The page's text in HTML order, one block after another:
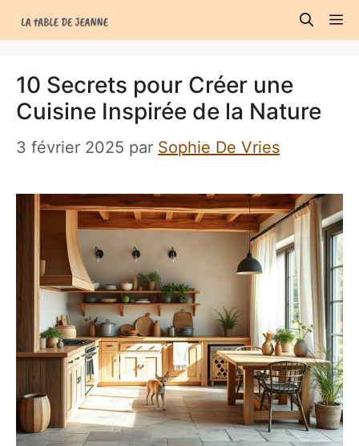
au
10 Secrets pour Créer une
Cuisine Inspirée de la Nature
3 février 2025 par Sophie De Vries